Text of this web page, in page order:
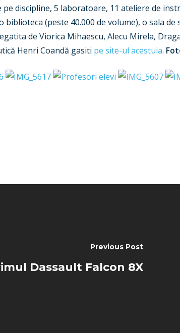
pe discipline, 5 laboratoare, 11 ateliere de
biblioteca (peste 40.000 de volume), o sala
de Viorica Mihaescu, Alecu Mirela,
Henri Coandă gasiti pe site-ul acestuia.
Previous Post
Dassault Falcon 8X